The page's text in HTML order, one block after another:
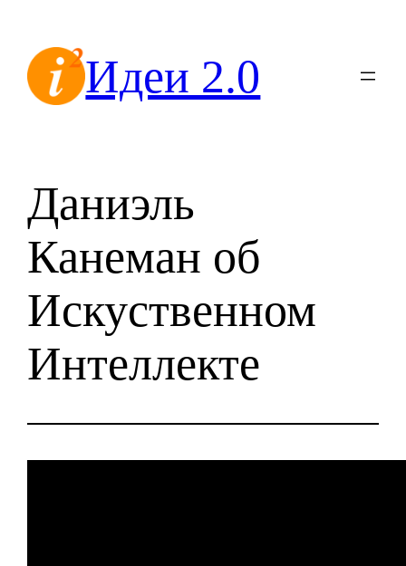
содержимомуИдеи 2.0
Даниэль
Канеман об
Искуственном
Интеллекте